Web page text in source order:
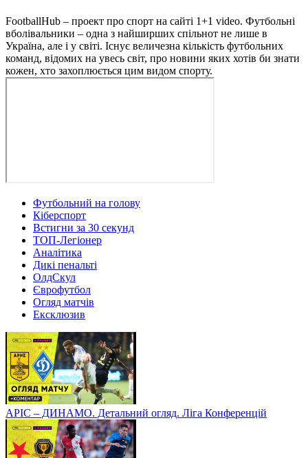
FootballHub – проект про спорт на сайті 1+1 video. Футбольні
вболівальники – одна з найширших спільнот не лише в
Україна, але і у світі. Існує величезна кількість футбольних
команд, відомих на увесь світ, про новини яких хотів би знати
кожен, хто захоплюється цим видом спорту.
Футбольний на голову
Кіберспорт
Встигни за 30 секунд
ТОП-Легіонер
Аналітика
Дикі пенальті
ОлдСкул
Єврофутбол
Огляд матчів
Ексклюзив
АРІС – ДИНАМО. Детальний огляд. Ліга Конференцій